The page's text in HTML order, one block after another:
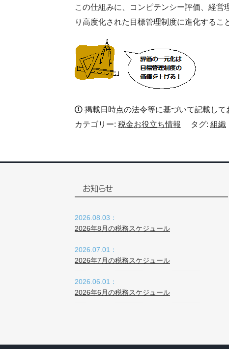
この仕組みに、コンピテンシー評価、経営
り高度化された目標管理制度に進化するこ
掲載日時点の法令等に基づいて記載して
カテゴリー: 税金お役立ち情報 タグ: 組織
お知らせ
2026.08.03：
2026年8月の税務スケジュール
2026.07.01：
2026年7月の税務スケジュール
2026.06.01：
2026年6月の税務スケジュール